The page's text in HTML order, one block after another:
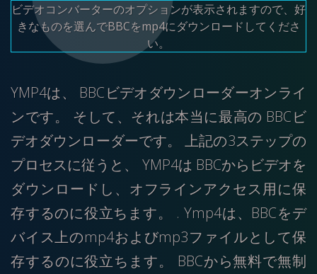
ビデオコンバーターのオプションが表示されますので、好
きなものを選んでBBCをmp4にダウンロードしてくださ
い。
YMP4は、 BBCビデオダウンローダーオンライ
ンです。 そして、それは本当に最高の BBCビ
デオダウンローダーです。 上記の3ステップの
プロセスに従うと、 YMP4は BBCからビデオを
ダウンロードし、オフラインアクセス用に保
存するのに役立ちます。 . Ymp4は、BBCをデ
バイス上のmp4およびmp3ファイルとして保
存するのに役立ちます。 BBCから無料で無制